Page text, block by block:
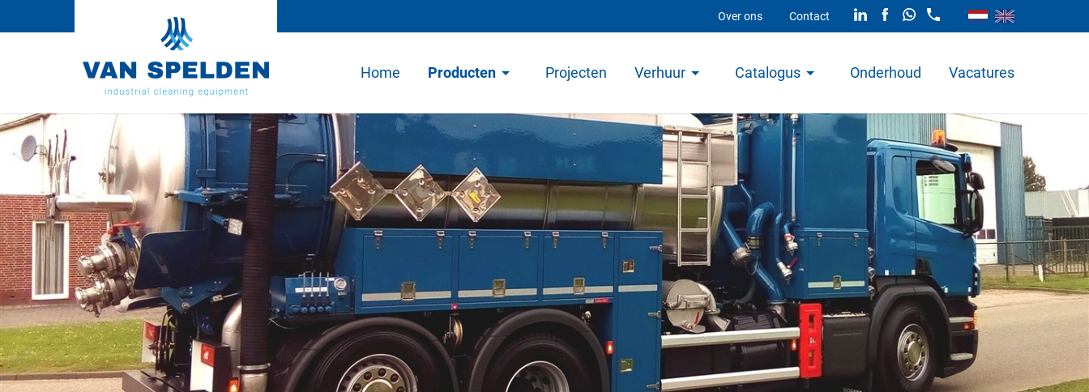
Over ons Contact
Home Producten Projecten Verhuur Catalogus Onderhoud Vacatures